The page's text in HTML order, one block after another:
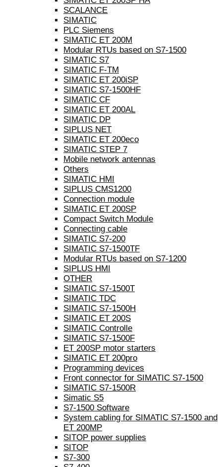
SCALANCE
SIMATIC
PLC Siemens
SIMATIC ET 200M
Modular RTUs based on S7-1500
SIMATIC S7
SIMATIC F-TM
SIMATIC ET 200iSP
SIMATIC S7-1500HF
SIMATIC CF
SIMATIC ET 200AL
SIMATIC DP
SIPLUS NET
SIMATIC ET 200eco
SIMATIC STEP 7
Mobile network antennas
Others
SIMATIC HMI
SIPLUS CMS1200
Connection module
SIMATIC ET 200SP
Compact Switch Module
Connecting cable
SIMATIC S7-200
SIMATIC S7-1500TF
Modular RTUs based on S7-1200
SIPLUS HMI
OTHER
SIMATIC S7-1500T
SIMATIC TDC
SIMATIC S7-1500H
SIMATIC ET 200S
SIMATIC Controlle
SIMATIC S7-1500F
ET 200SP motor starters
SIMATIC ET 200pro
Programming devices
Front connector for SIMATIC S7-1500
SIMATIC S7-1500R
Simatic S5
S7-1500 Software
System cabling for SIMATIC S7-1500 and
ET 200MP
SITOP power supplies
SITOP
S7-300